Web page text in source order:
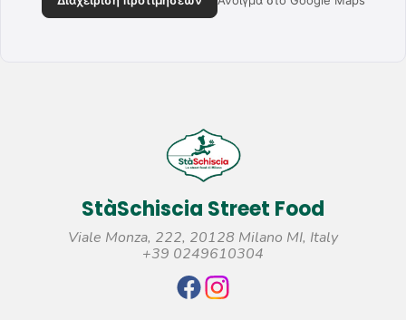
StàSchiscia Street Food
Viale Monza, 222, 20128 Milano MI, Italy
+39 0249610304